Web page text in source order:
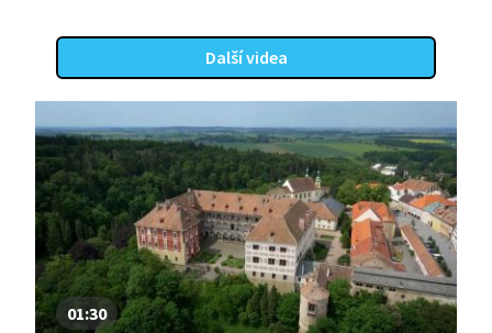
Další videa
01:30